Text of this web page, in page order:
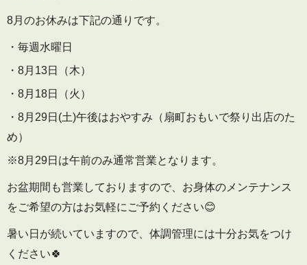
8月のお休みは下記の通りです。
・毎週水曜日
・8月13日（木）
・8月18日（火）
・8月29日(土)午後はおやすみ（扇町おもいで祭り出店のた
め）
※8月29日は午前のみ通常営業となります。
お盆期間も営業しておりますので、お身体のメンテナンス
をご希望の方はお気軽にご予約ください😊
暑い日が続いていますので、体調管理には十分お気をつけ
ください🍀